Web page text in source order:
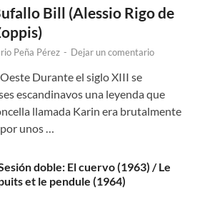
Bill (Alessio Rigo de
Peña Pérez - Dejar un comentario
Durante el siglo XIII se
escandinavos una leyenda que
llamada Karin era brutalmente
unos …
doble: El cuervo (1963) / Le
et le pendule (1964)